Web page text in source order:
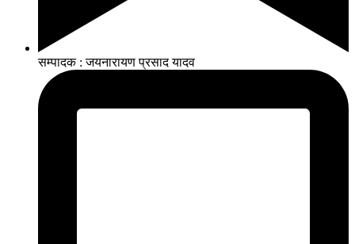
सम्पादक : जयनारायण प्रसाद यादव